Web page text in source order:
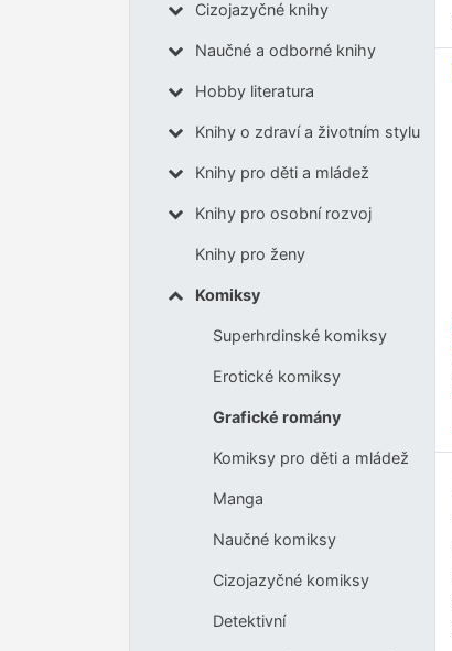
Cizojazyčné knihy
Naučné a odborné knihy
Hobby literatura
Knihy o zdraví a životním stylu
Knihy pro děti a mládež
Knihy pro osobní rozvoj
Knihy pro ženy
Komiksy
Superhrdinské komiksy
Erotické komiksy
Grafické romány
Komiksy pro děti a mládež
Manga
Naučné komiksy
Cizojazyčné komiksy
Detektivní